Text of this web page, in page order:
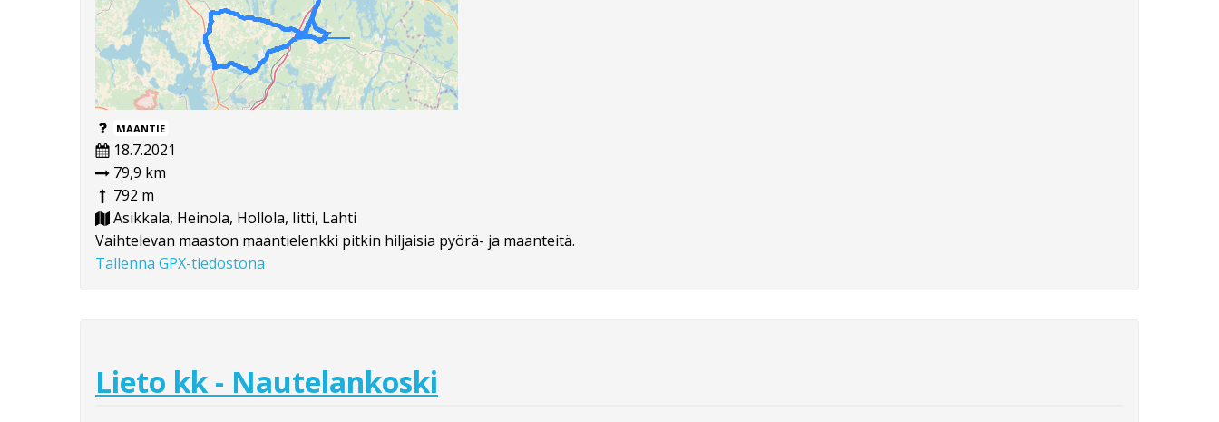
MAANTIE
18.7.2021
79,9 km
792 m
Asikkala, Heinola, Hollola, Iitti, Lahti
Vaihtelevan maaston maantielenkki pitkin hiljaisia pyörä- ja maanteitä.
Tallenna GPX-tiedostona
Lieto kk - Nautelankoski